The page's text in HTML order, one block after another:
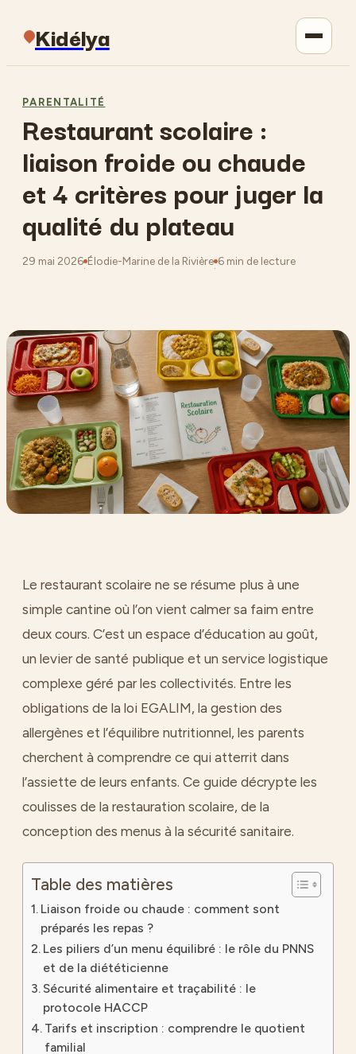
Kidélya
Maison
Jardinage
Lifestyle
PARENTALITÉ
Restaurant scolaire :
liaison froide ou chaude
et 4 critères pour juger la
qualité du plateau
29 mai 2026
·
Élodie-Marine de la Rivière
·
6 min de lecture
Le restaurant scolaire ne se résume plus à une
simple cantine où l’on vient calmer sa faim entre
deux cours. C’est un espace d’éducation au goût,
un levier de santé publique et un service logistique
complexe géré par les collectivités. Entre les
obligations de la loi EGALIM, la gestion des
allergènes et l’équilibre nutritionnel, les parents
cherchent à comprendre ce qui atterrit dans
l’assiette de leurs enfants. Ce guide décrypte les
coulisses de la restauration scolaire, de la
conception des menus à la sécurité sanitaire.
Table des matières
Liaison froide ou chaude : comment sont
préparés les repas ?
Les piliers d’un menu équilibré : le rôle du PNNS
et de la diététicienne
Sécurité alimentaire et traçabilité : le
protocole HACCP
Tarifs et inscription : comprendre le quotient
familial